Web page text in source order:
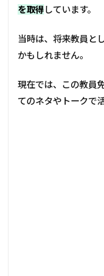
を取得しています。
当時は、将来教員と
かもしれません。
現在では、この教員
てのネタやトークで